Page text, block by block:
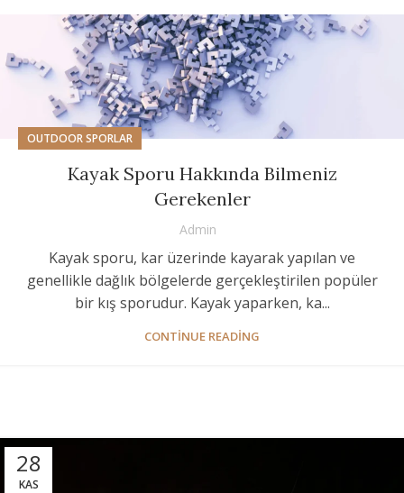
OUTDOOR SPORLAR
Kayak Sporu Hakkında Bilmeniz
Gerekenler
Admin
Kayak sporu, kar üzerinde kayarak yapılan ve
genellikle dağlık bölgelerde gerçekleştirilen popüler
bir kış sporudur. Kayak yaparken, ka...
CONTINUE READING
28
KAS